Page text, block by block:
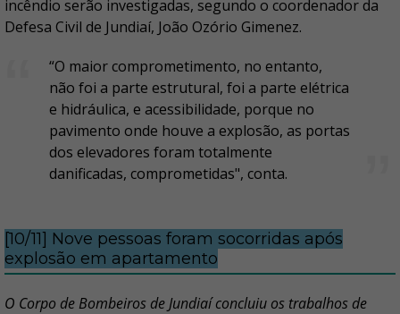
incêndio serão investigadas, segundo o coordenador da
Defesa Civil de Jundiaí, João Ozório Gimenez.
“O maior comprometimento, no entanto,
não foi a parte estrutural, foi a parte elétrica
e hidráulica, e acessibilidade, porque no
pavimento onde houve a explosão, as portas
dos elevadores foram totalmente
danificadas, comprometidas", conta.
[10/11] Nove pessoas foram socorridas após
explosão em apartamento
O Corpo de Bombeiros de Jundiaí concluiu os trabalhos de